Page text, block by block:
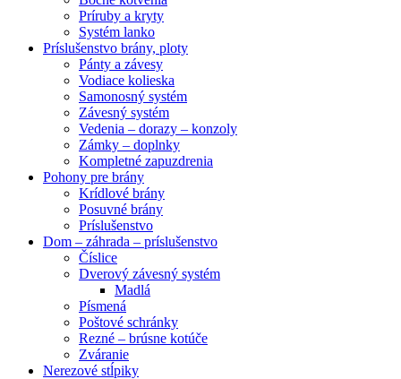
Príruby a kryty
Systém lanko
Príslušenstvo brány, ploty
Pánty a závesy
Vodiace kolieska
Samonosný systém
Závesný systém
Vedenia – dorazy – konzoly
Zámky – doplnky
Kompletné zapuzdrenia
Pohony pre brány
Krídlové brány
Posuvné brány
Príslušenstvo
Dom – záhrada – príslušenstvo
Číslice
Dverový závesný systém
Madlá
Písmená
Poštové schránky
Rezné – brúsne kotúče
Zváranie
Nerezové stĺpiky